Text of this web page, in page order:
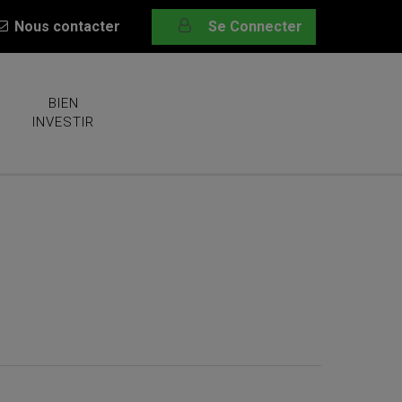
Nous contacter Se Connecter
BIEN
INVESTIR